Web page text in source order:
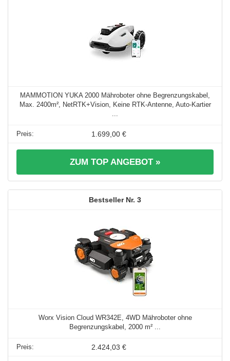
MAMMOTION YUKA 2000 Mähroboter ohne Begrenzungskabel,
Max. 2400m², NetRTK+Vision, Keine RTK-Antenne, Auto-Kartier
...
1.699,00 €
ZUM TOP ANGEBOT »
3
Worx Vision Cloud WR342E, 4WD Mähroboter ohne
Begrenzungskabel, 2000 m² ...
2.424,03 €